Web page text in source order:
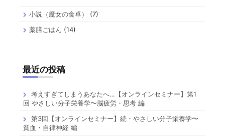
小説（魔女の食卓）
(7)
薬膳ごはん (14)
最近の投稿
考えすぎてしまうあなたへ…【オンラインセミナー】第1
回 やさしい分子栄養学〜脳疲労・思考 編
第3回【オンラインセミナー】続・やさしい分子栄養学〜
貧血・自律神経 編